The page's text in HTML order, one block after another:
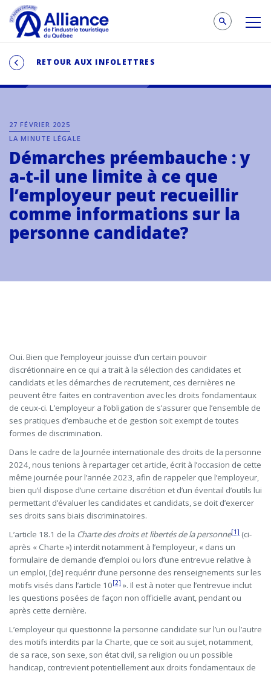
RETOUR AUX INFOLETTRES
27 FÉVRIER 2025
LA MINUTE LÉGALE
Démarches préembauche : y
a-t-il une limite à ce que
l’employeur peut recueillir
comme informations sur la
personne candidate?
Oui. Bien que l’employeur jouisse d’un certain pouvoir
discrétionnaire en ce qui a trait à la sélection des candidates et
candidats et les démarches de recrutement, ces dernières ne
peuvent être faites en contravention avec les droits fondamentaux
de ceux-ci. L’employeur a l’obligation de s’assurer que l’ensemble de
ses pratiques d’embauche et de gestion soit exempt de toutes
formes de discrimination.
Dans le cadre de la Journée internationale des droits de la personne
2024, nous tenions à repartager cet article, écrit à l’occasion de cette
même journée pour l’année 2023, afin de rappeler que l’employeur,
bien qu’il dispose d’une certaine discrétion et d’un éventail d’outils lui
permettant d’évaluer les candidates et candidats, se doit d’exercer
ses droits sans biais discriminatoires.
L’article 18.1 de la Charte des droits et libertés de la personne[1] (ci-
après « Charte ») interdit notamment à l’employeur, « dans un
formulaire de demande d’emploi ou lors d’une entrevue relative à
un emploi, [de] requérir d’une personne des renseignements sur les
motifs visés dans l’article 10[2] ». Il est à noter que l’entrevue inclut
les questions posées de façon non officielle avant, pendant ou
après cette dernière.
L’employeur qui questionne la personne candidate sur l’un ou l’autre
des motifs interdits par la Charte, que ce soit au sujet, notamment,
de sa race, son sexe, son état civil, sa religion ou un possible
handicap, contrevient potentiellement aux droits fondamentaux de